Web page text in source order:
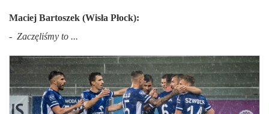
Maciej Bartoszek (Wisła Płock):
- Zaczęliśmy to ...